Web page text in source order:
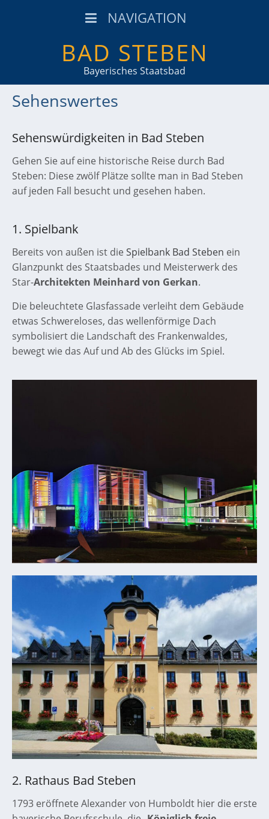
NAVIGATION
BAD STEBEN
Bayerisches Staatsbad
Sehenswertes
Sehenswürdigkeiten in Bad Steben
Gehen Sie auf eine historische Reise durch Bad
Steben: Diese zwölf Plätze sollte man in Bad Steben
auf jeden Fall besucht und gesehen haben.
1. Spielbank
Bereits von außen ist die Spielbank Bad Steben ein
Glanzpunkt des Staatsbades und Meisterwerk des
Star-Architekten Meinhard von Gerkan.
Die beleuchtete Glasfassade verleiht dem Gebäude
etwas Schwereloses, das wellenförmige Dach
symbolisiert die Landschaft des Frankenwaldes,
bewegt wie das Auf und Ab des Glücks im Spiel.
2. Rathaus Bad Steben
1793 eröffnete Alexander von Humboldt hier die erste